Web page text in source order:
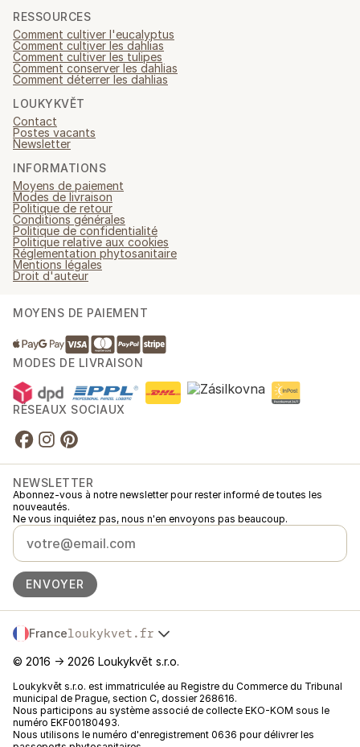
RESSOURCES
Comment cultiver l'eucalyptus
Comment cultiver les dahlias
Comment cultiver les tulipes
Comment conserver les dahlias
Comment déterrer les dahlias
LOUKYKVĚT
Contact
Postes vacants
Newsletter
INFORMATIONS
Moyens de paiement
Modes de livraison
Politique de retour
Conditions générales
Politique de confidentialité
Politique relative aux cookies
Réglementation phytosanitaire
Mentions légales
Droit d'auteur
MOYENS DE PAIEMENT
MODES DE LIVRAISON
RÉSEAUX SOCIAUX
NEWSLETTER
Abonnez-vous à notre newsletter pour rester informé de toutes les
nouveautés.
Ne vous inquiétez pas, nous n'en envoyons pas beaucoup.
ENVOYER
Franceloukykvet.fr
Slovensko
Polska
Österreich
Deutschland
België
© 2016 → 2026 Loukykvět s.r.o.
Loukykvět s.r.o. est immatriculée au Registre du Commerce du Tribunal
municipal de Prague, section C, dossier 268616.
Nous participons au système associé de collecte EKO-KOM sous le
numéro EKF00180493.
Nous utilisons le numéro d'enregistrement 0636 pour délivrer les